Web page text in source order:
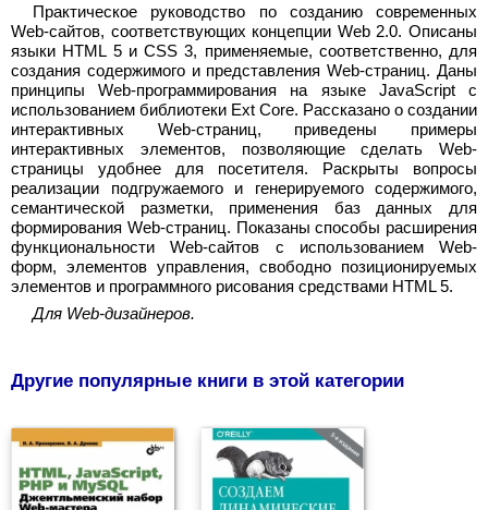
Практическое руководство по созданию современных
Web-сайтов, соответствующих концепции Web 2.0. Описаны
языки HTML 5 и CSS 3, применяемые, соответственно, для
создания содержимого и представления Web-страниц. Даны
принципы Web-программирования на языке JavaScript с
использованием библиотеки Ext Core. Рассказано о создании
интерактивных Web-страниц, приведены примеры
интерактивных элементов, позволяющие сделать Web-
страницы удобнее для посетителя. Раскрыты вопросы
реализации подгружаемого и генерируемого содержимого,
семантической разметки, применения баз данных для
формирования Web-страниц. Показаны способы расширения
функциональности Web-сайтов с использованием Web-
форм, элементов управления, свободно позиционируемых
элементов и программного рисования средствами HTML 5.
Для Web-дизайнеров.
Другие популярные книги в этой категории